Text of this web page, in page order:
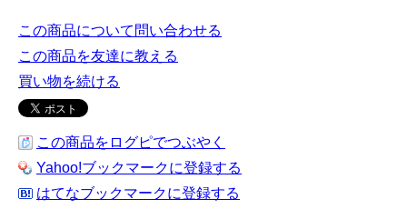
この商品について問い合わせる
この商品を友達に教える
買い物を続ける
この商品をログピでつぶやく
Yahoo!ブックマークに登録する
はてなブックマークに登録する